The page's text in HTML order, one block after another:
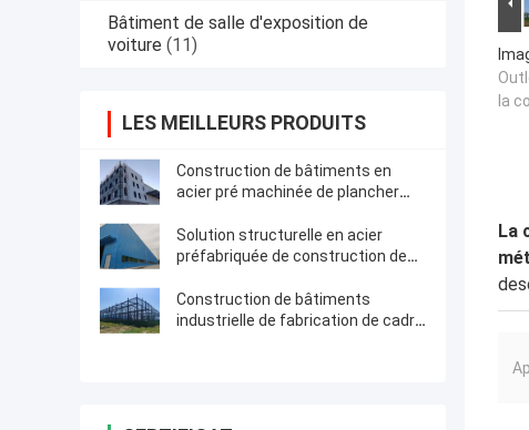
Bâtiment de salle d'exposition de
voiture (11)
LES MEILLEURS PRODUITS
Construction de bâtiments en
acier pré machinée de plancher
Solution structurelle en acier
préfabriquée de construction de
Construction de bâtiments
industrielle de fabrication de cadre
la
La